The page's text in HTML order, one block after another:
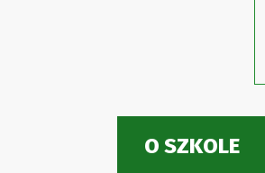
O SZKOLE